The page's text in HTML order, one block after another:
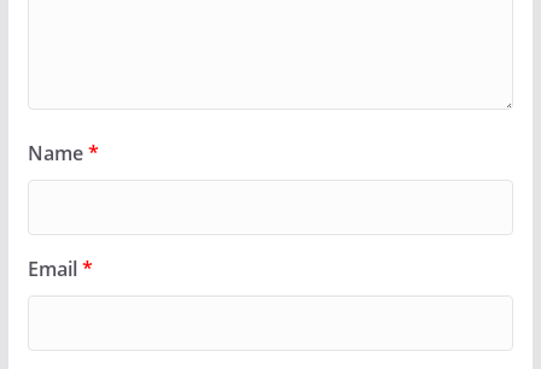
Name*
Email*